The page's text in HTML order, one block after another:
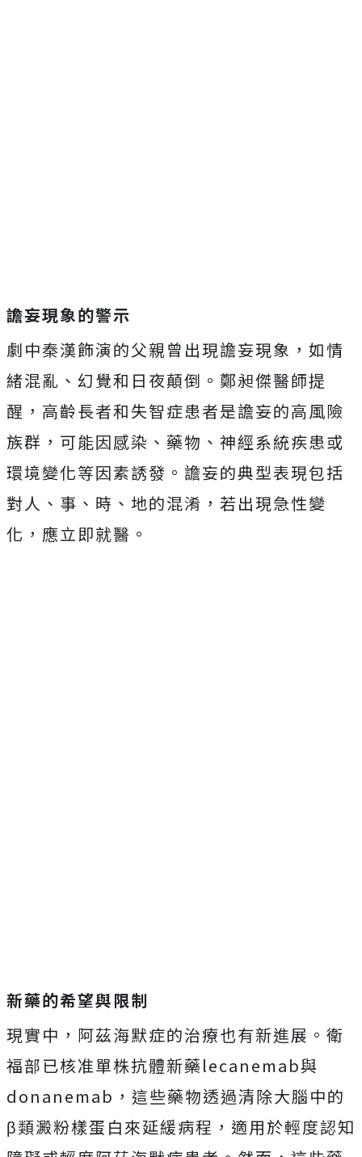
譫妄現象的警示
劇中秦漢飾演的父親曾出現譫妄現象，如情
緒混亂、幻覺和日夜顛倒。鄭昶傑醫師提
醒，高齡長者和失智症患者是譫妄的高風險
族群，可能因感染、藥物、神經系統疾患或
環境變化等因素誘發。譫妄的典型表現包括
對人、事、時、地的混淆，若出現急性變
化，應立即就醫。
新藥的希望與限制
現實中，阿茲海默症的治療也有新進展。衛
福部已核准單株抗體新藥lecanemab與
donanemab，這些藥物透過清除大腦中的
β類澱粉樣蛋白來延緩病程，適用於輕度認知